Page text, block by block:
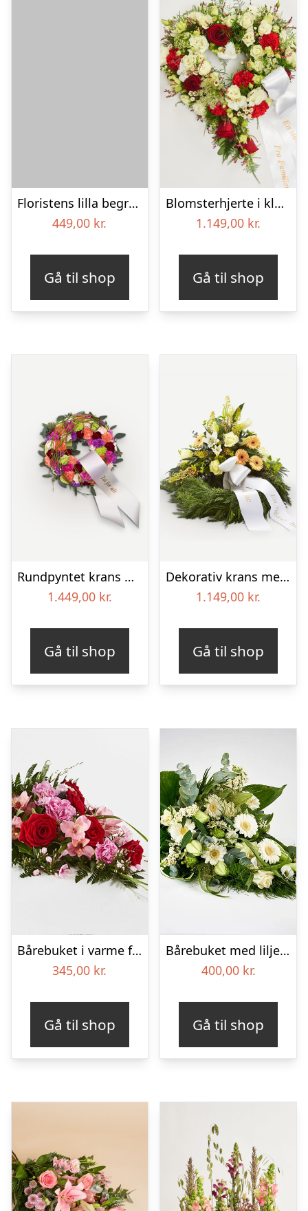
Floristens lilla begravelses­buket
449,00 kr.
Gå til shop
Blomsterhjerte i klassisk stil med bånd
1.149,00 kr.
Gå til shop
Rundpyntet krans med bånd
1.449,00 kr.
Gå til shop
Dekorativ krans med bånd
1.149,00 kr.
Gå til shop
Bårebuket i varme farver – Blomster til begravelse
345,00 kr.
Gå til shop
Bårebuket med liljer, floristens valg – Blomster til begravelse
400,00 kr.
Gå til shop